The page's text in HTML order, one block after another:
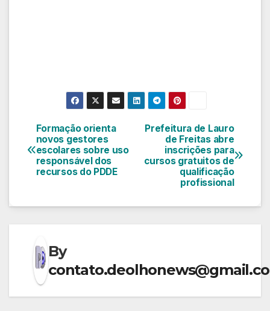
Navegação
de
Prefeitura de Lauro
de Freitas abre
inscrições para
cursos gratuitos de
qualificação
profissional
Formação orienta
novos gestores
escolares sobre uso
responsável dos
recursos do PDDE
By